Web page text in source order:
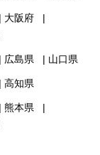
大阪府
広島県 山口県
高知県
熊本県